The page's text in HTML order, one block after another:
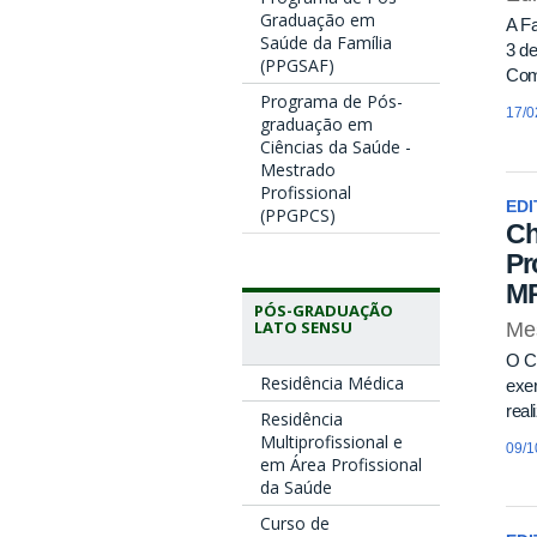
Graduação em
Saúde da Família
(PPGSAF)
Programa de Pós-
graduação em
Ciências da Saúde -
Mestrado
Profissional
(PPGPCS)
PÓS-GRADUAÇÃO
LATO SENSU
Residência Médica
Residência
Multiprofissional e
em Área Profissional
da Saúde
Curso de
A
3
17/
O
09/